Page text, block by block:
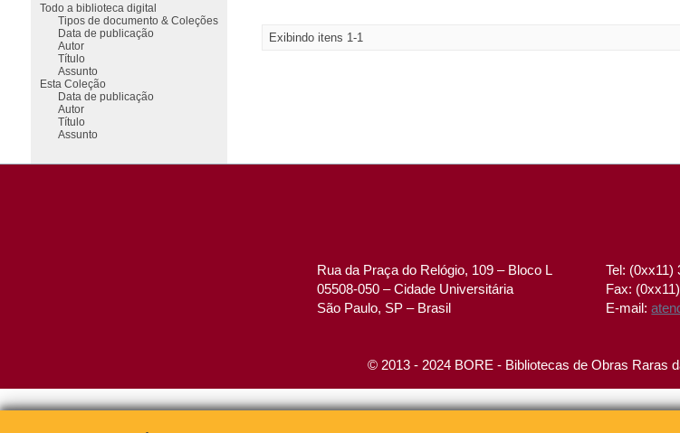
Exibindo itens 1-1
Todo a biblioteca digital
Tipos de documento & Coleções
Data de publicação
Autor
Título
Assunto
Esta Coleção
Data de publicação
Autor
Título
Assunto
Rua da Praça do Relógio, 109 – Bloco L
05508-050 – Cidade Universitária
São Paulo, SP – Brasil
Tel: (0xx11)
Fax:
E-mail:
© 2013 - 2024 BORE - Bibliotecas de Obras Raras